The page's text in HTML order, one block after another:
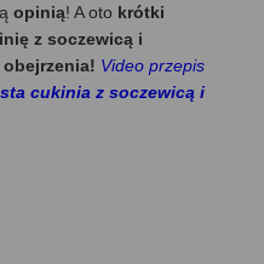
opinią! A oto krótki
z soczewicą i
Video przepis
cukinia z soczewicą i